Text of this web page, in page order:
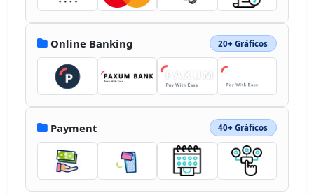
Online Banking 20+ Gráficos
Payment 40+ Gráficos